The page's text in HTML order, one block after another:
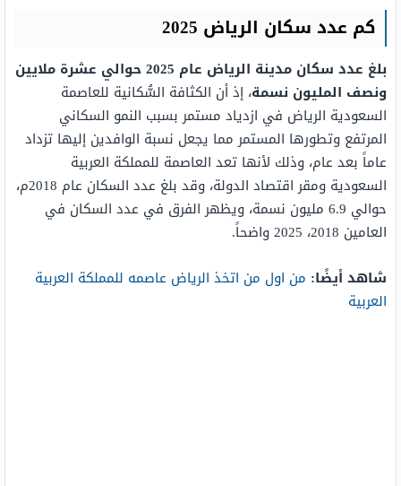
كم عدد سكان الرياض 2025
بلغ عدد سكان مدينة الرياض عام 2025 حوالي عشرة ملايين
ونصف المليون نسمة، إذ أن الكثافة السُّكانية للعاصمة
السعودية الرياض في ازدياد مستمر بسبب النمو السكاني
المرتفع وتطورها المستمر مما يجعل نسبة الوافدين إليها تزداد
عاماً بعد عام، وذلك لأنها تعد العاصمة للمملكة العربية
السعودية ومقر اقتصاد الدولة، وقد بلغ عدد السكان عام 2018م،
حوالي 6.9 مليون نسمة، ويظهر الفرق في عدد السكان في
العامين 2018، 2025 واضحاً.
شاهد أيضًا: من اول من اتخذ الرياض عاصمه للمملكة العربية
العربية